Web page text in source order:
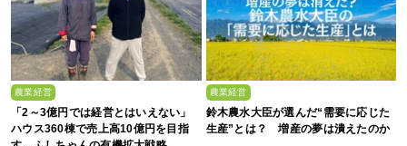
農業経営
「2～3億円では経営とはいえない」
ハウス360棟で売上高10億円を目指
農業経営
鈴木農水大臣が選んだ“需要に応じた
生産”とは？ 増産の夢は潰えたのか